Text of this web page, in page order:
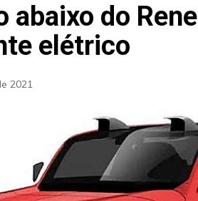
abaixo do
elétrico
2021